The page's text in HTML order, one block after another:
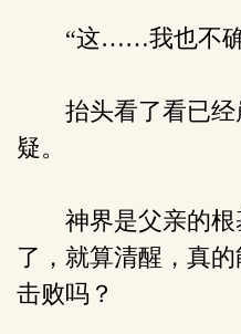
“这……我也不
抬头看了看已经
疑。
神界是父亲的根
了，就算清醒，真
击败吗？